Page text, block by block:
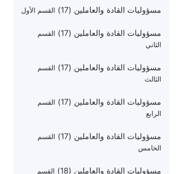
مسؤوليات القادة والعاملين (17) القسم الأول
مسؤوليات القادة والعاملين (17)
القسم
الثاني
مسؤوليات القادة والعاملين (17)
القسم
الثالث
مسؤوليات القادة والعاملين (17)
القسم
الرابع
مسؤوليات القادة والعاملين (17)
القسم
الخامس
مسؤوليات القادة والعاملين (18) القسم